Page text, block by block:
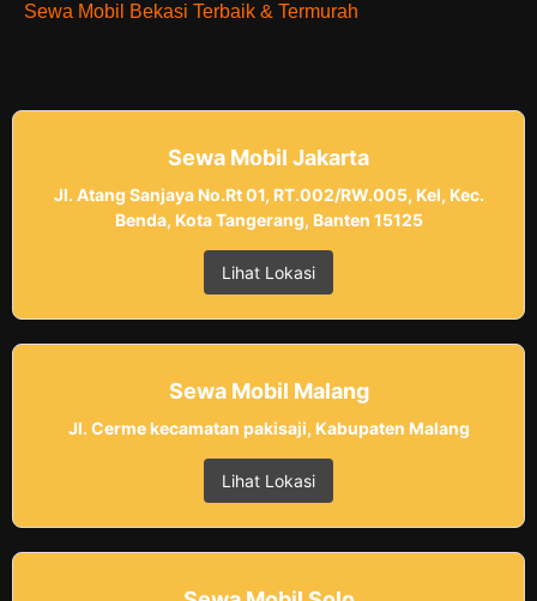
Sewa Mobil Bekasi Terbaik & Termurah
Sewa Mobil Jakarta
Jl. Atang Sanjaya No.Rt 01, RT.002/RW.005, Kel, Kec.
Benda, Kota Tangerang, Banten 15125
Lihat Lokasi
Sewa Mobil Malang
Jl. Cerme kecamatan pakisaji, Kabupaten Malang
Lihat Lokasi